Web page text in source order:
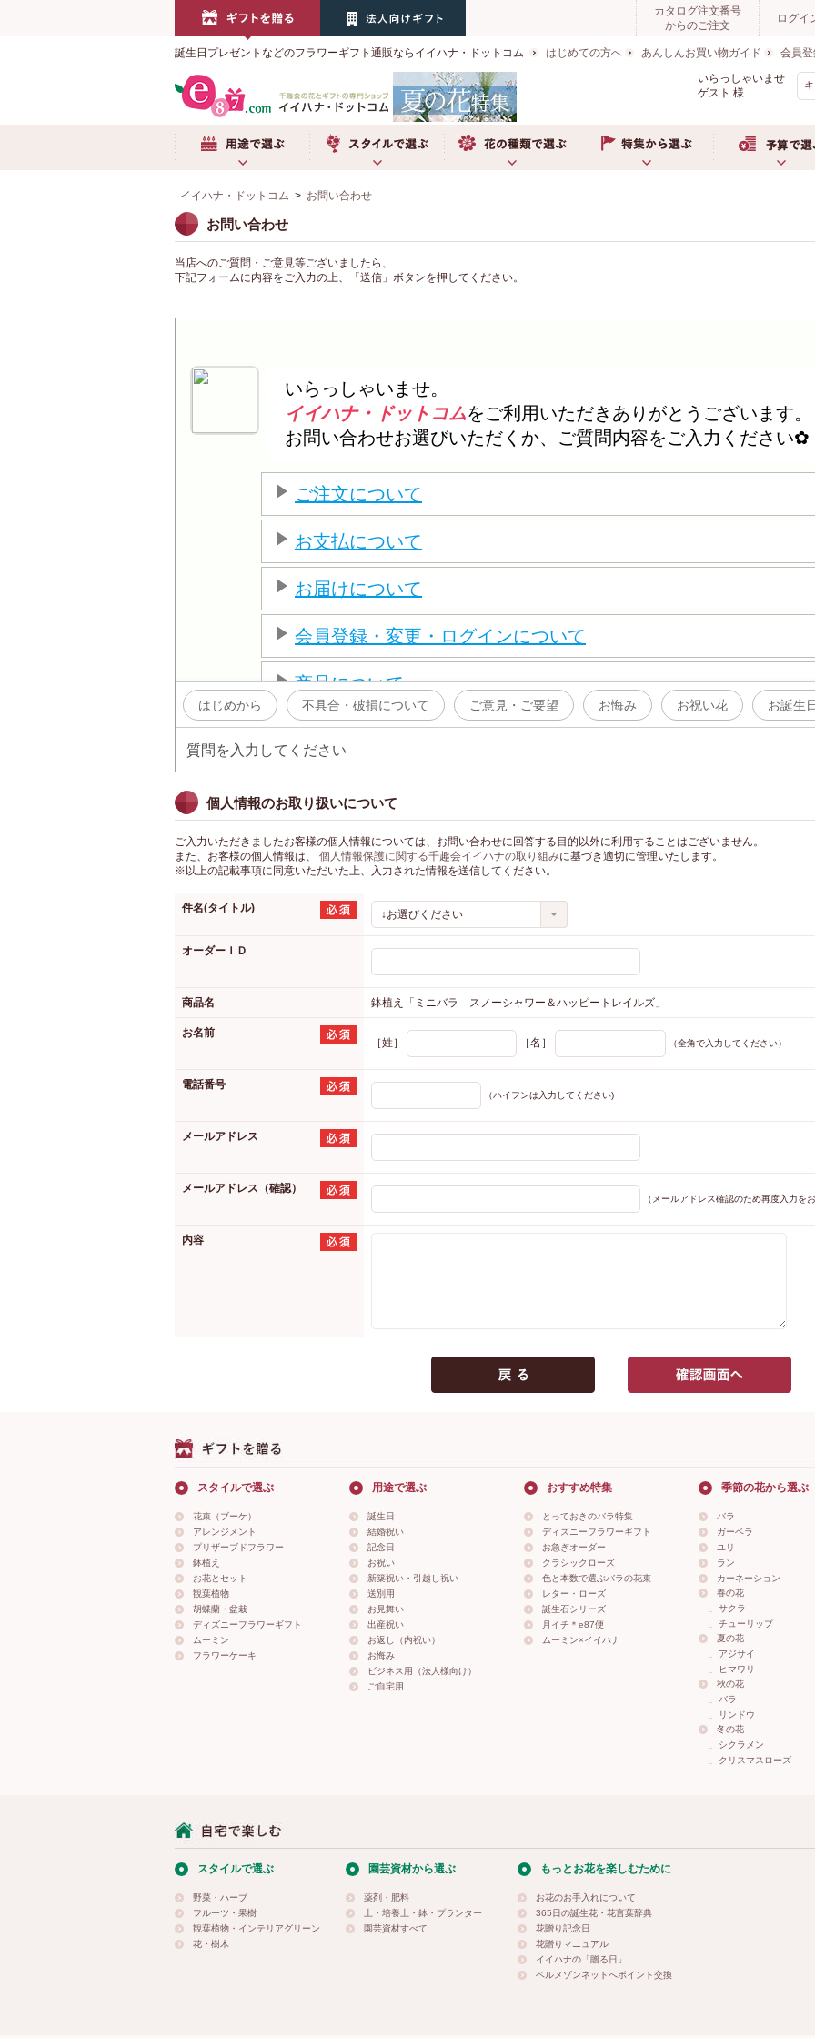
カタログ注文番号
からのご注文
ログイ
誕生日プレゼントなどのフラワーギフト通販ならイイハナ・ドットコム はじめての方へ あんしんお買い物ガイド 会員
いらっしゃいませ
ゲスト 様
イイハナ・ドットコム > お問い合わせ
お問い合わせ
当店へのご質問・ご意見等ございましたら、
下記フォームに内容をご入力の上、「送信」ボタンを押してください。
個人情報のお取り扱いについて
ご入力いただきましたお客様の個人情報については、お問い合わせに回答する目的以外に利用することはございません。
また、お客様の個人情報は、
個人情報保護に関する千趣会イイハナの取り組みに基づき適切に管理いたします。
※以上の記載事項に同意いただいた上、入力された情報を送信してください。
件名(タイトル) ↓お選びください
オーダーＩＤ
商品名 鉢植え「ミニバラ スノーシャワー＆ハッピートレイルズ」
お名前
［姓］
［名］ （全角で入力してください）
電話番号
（ハイフンは入力してください)
メールアドレス
メールアドレス（確認）
（メールアドレス確認のため再度入力を
内容
スタイルで選ぶ
花束（ブーケ）
アレンジメント
プリザーブドフラワー
鉢植え
お花とセット
観葉植物
胡蝶蘭・盆栽
ディズニーフラワーギフト
ムーミン
フラワーケーキ
用途で選ぶ
誕生日
結婚祝い
記念日
お祝い
新築祝い・引越し祝い
送別用
お見舞い
出産祝い
お返し（内祝い）
お悔み
ビジネス用（法人様向け）
ご自宅用
おすすめ特集
とっておきのバラ特集
ディズニーフラワーギフト
お急ぎオーダー
クラシックローズ
色と本数で選ぶバラの花束
レター・ローズ
誕生石シリーズ
月イチ＊e87便
ムーミン×イイハナ
季節の花から選ぶ
バラ
ガーベラ
ユリ
ラン
カーネーション
春の花
サクラ
チューリップ
夏の花
アジサイ
ヒマワリ
秋の花
バラ
リンドウ
冬の花
シクラメン
クリスマスローズ
スタイルで選ぶ
野菜・ハーブ
フルーツ・果樹
観葉植物・インテリアグリーン
花・樹木
園芸資材から選ぶ
薬剤・肥料
土・培養土・鉢・プランター
園芸資材すべて
もっとお花を楽しむために
お花のお手入れについて
365日の誕生花・花言葉辞典
花贈り記念日
花贈りマニュアル
イイハナの「贈る日」
ベルメゾンネットへポイント交換